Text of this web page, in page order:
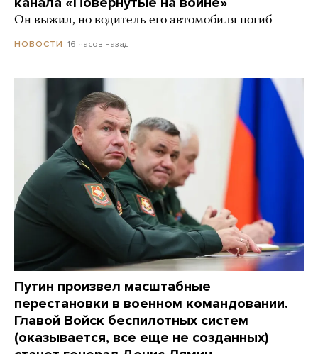
Он выжил, но водитель его автомобиля погиб
НОВОСТИ 16 часов назад
Путин произвел масштабные
перестановки в военном командовании.
Главой Войск беспилотных систем
(оказывается, все еще не созданных)